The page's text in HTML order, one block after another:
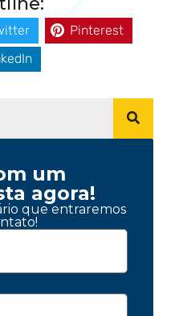
Pinterest
um
agora!
que entraremos